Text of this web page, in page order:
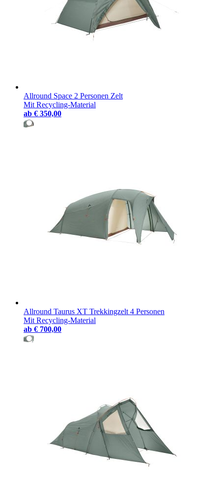
Allround Space 2 Personen Zelt
Mit Recycling-Material
ab € 350,00
Allround Taurus XT Trekkingzelt 4 Personen
Mit Recycling-Material
ab € 700,00